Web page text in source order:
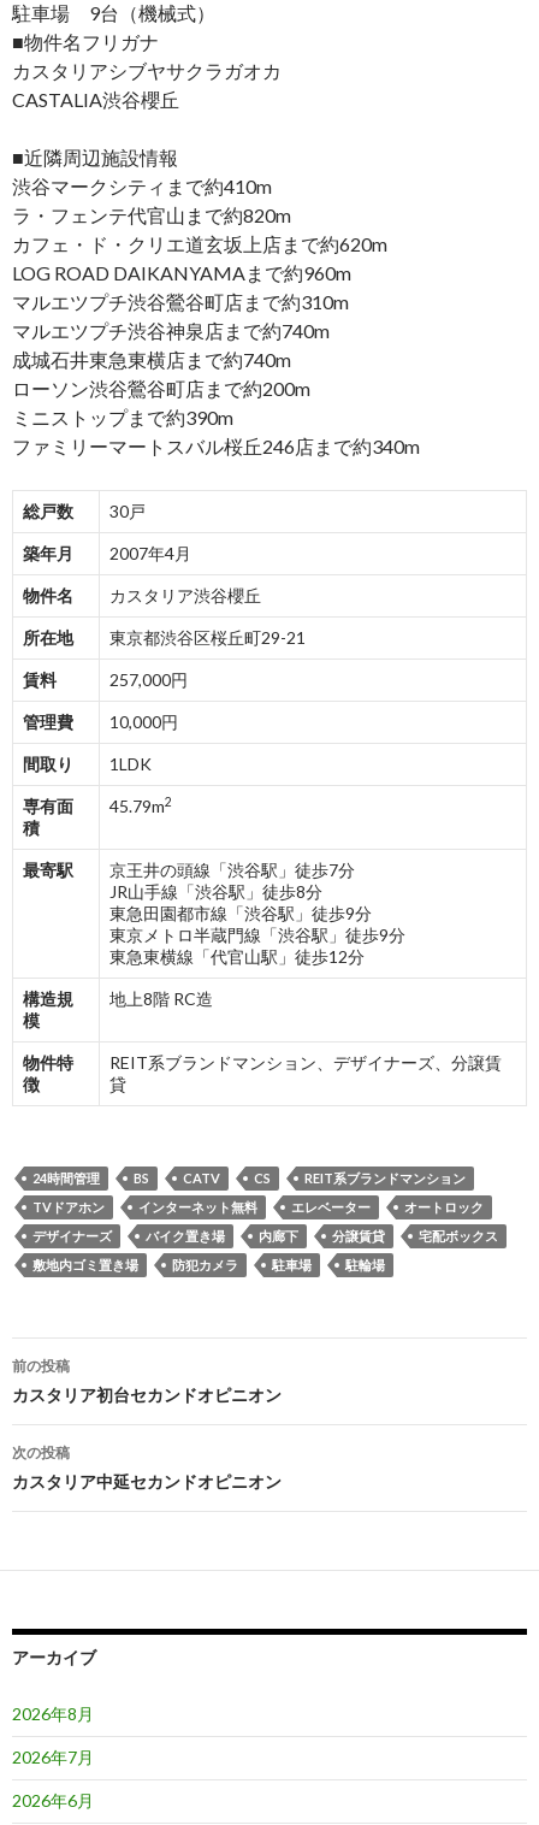
駐車場 9台（機械式）
■物件名フリガナ
カスタリアシブヤサクラガオカ
CASTALIA渋谷櫻丘
■近隣周辺施設情報
渋谷マークシティまで約410m
ラ・フェンテ代官山まで約820m
カフェ・ド・クリエ道玄坂上店まで約620m
LOG ROAD DAIKANYAMAまで約960m
マルエツプチ渋谷鶯谷町店まで約310m
マルエツプチ渋谷神泉店まで約740m
成城石井東急東横店まで約740m
ローソン渋谷鶯谷町店まで約200m
ミニストップまで約390m
ファミリーマートスバル桜丘246店まで約340m
総戸数 30戸
築年月 2007年4月
物件名 カスタリア渋谷櫻丘
所在地 東京都渋谷区桜丘町29-21
賃料 257,000円
管理費 10,000円
間取り 1LDK
専有面
積
45.79m2
最寄駅
京王井の頭線「渋谷駅」徒歩7分
JR山手線「渋谷駅」徒歩8分
東急田園都市線「渋谷駅」徒歩9分
東京メトロ半蔵門線「渋谷駅」徒歩9分
東急東横線「代官山駅」徒歩12分
構造規
模
地上8階 RC造
物件特
徴
REIT系ブランドマンション、デザイナーズ、分譲賃
貸
24時間管理 BS CATV CS
REIT系ブランドマンション
TVドアホン
インターネット無料 エレベーター
オートロック
デザイナーズ
バイク置き場 内廊下 分譲賃貸
宅配ボックス
敷地内ゴミ置き場
防犯カメラ 駐車場 駐輪場
投
稿
ナ
ビ
ゲ
ー
ョ
前の投稿
カスタリア初台セカンドオピニオン
次の投稿
カスタリア中延セカンドオピニオン
アーカイブ
2026年8月
2026年7月
2026年6月